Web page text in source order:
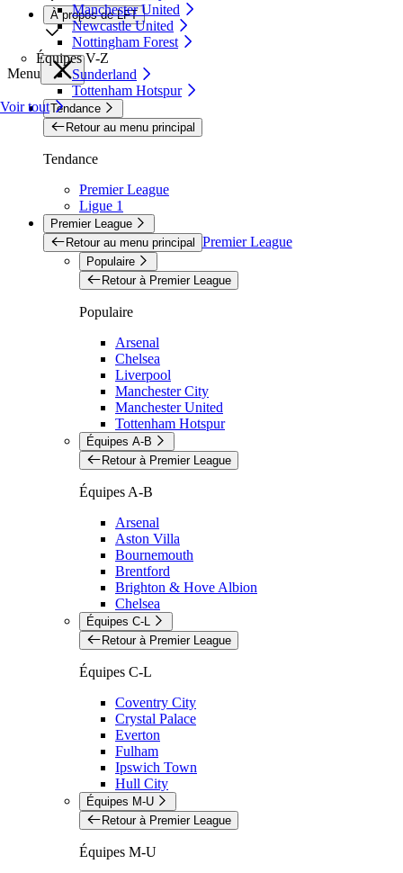
Manchester United
Newcastle United
Nottingham Forest
Équipes V-Z
Sunderland
Tottenham Hotspur
Voir tout
À propos de LFT
Menu
Tendance
Retour au menu principal
Tendance
Premier League
Ligue 1
Premier League
Retour au menu principal Premier League
Populaire
Retour à Premier League
Populaire
Arsenal
Chelsea
Liverpool
Manchester City
Manchester United
Tottenham Hotspur
Équipes A-B
Retour à Premier League
Équipes A-B
Arsenal
Aston Villa
Bournemouth
Brentford
Brighton & Hove Albion
Chelsea
Équipes C-L
Retour à Premier League
Équipes C-L
Coventry City
Crystal Palace
Everton
Fulham
Ipswich Town
Hull City
Équipes M-U
Retour à Premier League
Équipes M-U